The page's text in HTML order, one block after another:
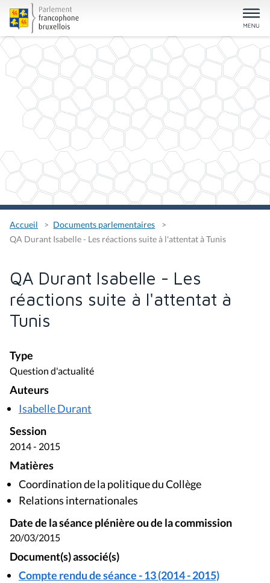
Accueil
Documents parlementaires
QA Durant Isabelle - Les réactions suite à l'attentat à Tunis
QA Durant Isabelle - Les
réactions suite à l'attentat à
Tunis
Type
Question d'actualité
Auteurs
Isabelle Durant
Session
2014 - 2015
Matières
Coordination de la politique du Collège
Relations internationales
Date de la séance plénière ou de la commission
20/03/2015
Document(s) associé(s)
Compte rendu de séance - 13 (2014 - 2015)